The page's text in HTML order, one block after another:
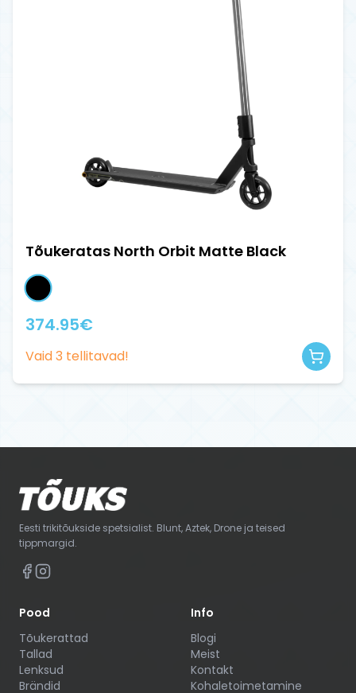
Tõukeratas North Orbit Matte Black
374.95€
Vaid3 tellitavad!
Eesti trikitõukside spetsialist. Blunt, Aztek, Drone ja teised
tippmargid.
Pood
Tõukerattad
Tallad
Lenksud
Brändid
Info
Blogi
Meist
Kontakt
Kohaletoimetamine